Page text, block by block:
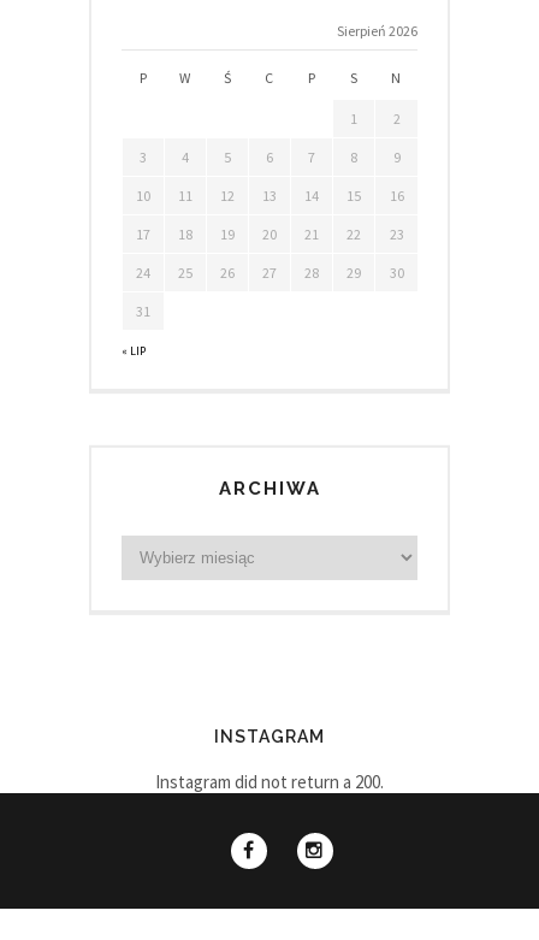
Sierpień 2026
P W Ś C P S N
« LIP
1 2
3 4 5 6 7 8 9
10 11 12 13 14 15 16
17 18 19 20 21 22 23
24 25 26 27 28 29 30
31
ARCHIWA
INSTAGRAM
Instagram did not return a 200.